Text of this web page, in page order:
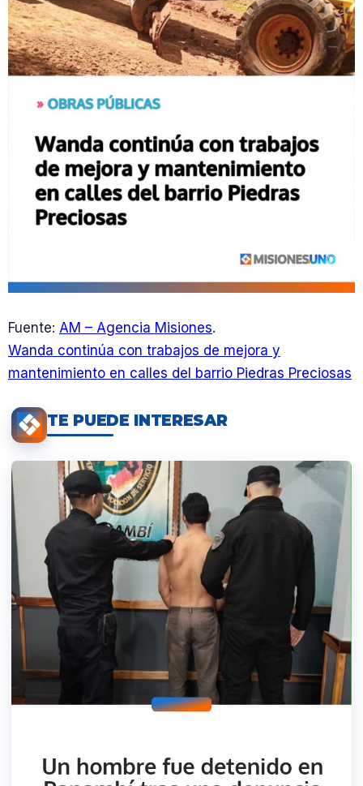
Fuente: AM – Agencia Misiones.
Wanda continúa con trabajos de mejora y
mantenimiento en calles del barrio Piedras Preciosas
TE PUEDE INTERESAR